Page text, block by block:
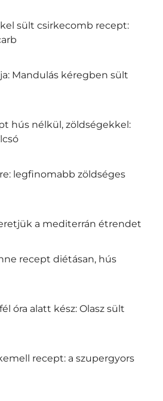
sült csirkecomb recept:
Mandulás kéregben sült
hús nélkül, zöldségekkel:
legfinomabb zöldséges
a mediterrán étrendet
recept diétásan, hús
óra alatt kész: Olasz sült
recept: a szupergyors